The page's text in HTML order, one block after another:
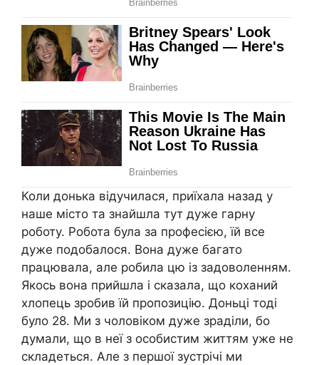
Коли донька відучилася, приїхала назад у
наше місто та знайшла тут дуже гарну
роботу. Робота була за професією, їй все
дуже подобалося. Вона дуже багато
працювала, але робила цю із задоволенням.
Якось вона прийшла і сказала, що коханий
хлопець зробив їй пропозицію. Доньці тоді
було 28. Ми з чоловіком дуже зраділи, бо
думали, що в неї з особистим життям уже не
складеться. Але з першої зустрічі ми